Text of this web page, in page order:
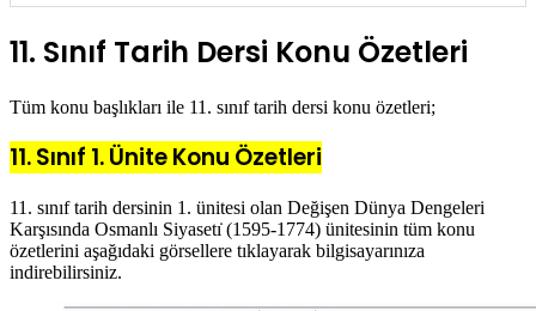
11. Sınıf Tarih Dersi Konu Özetleri
Tüm konu başlıkları ile 11. sınıf tarih dersi konu özetleri;
11. Sınıf 1. Ünite Konu Özetleri
11. sınıf tarih dersinin 1. ünitesi olan Değişen Dünya Dengeleri
Karşısında Osmanlı Siyasetı̇ (1595-1774) ünitesinin tüm konu
özetlerini aşağıdaki görsellere tıklayarak bilgisayarınıza
indirebilirsiniz.